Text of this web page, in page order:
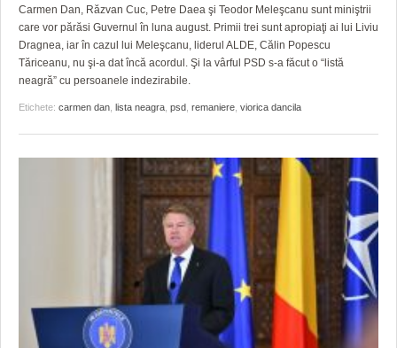
GRĂDINA TAICII DOMNULUI
ZIARISTU’ DE TERASĂ
CU OIŞTEA-N KIERKEGAARD
FINANŢĂRI DE LA A LA Z
CRONICĂ DE FILM
UNDE MERGEM
FILME DOCUMENTARE
CLIPURI VIDEO
ACCIDENTE
ANUNŢURI
INFO SI UTILE
CULTURA
FILME DOCUMENTARE
CLIPURI VIDEO
DIVERSE
Carmen Dan, Răzvan Cuc, Petre Daea şi Teodor Meleşcanu sunt miniştrii
care vor părăsi Guvernul în luna august. Primii trei sunt apropiaţi ai lui Liviu
Dragnea, iar în cazul lui Meleşcanu, liderul ALDE, Călin Popescu
Tăriceanu, nu şi-a dat încă acordul. Şi la vârful PSD s-a făcut o “listă
neagră” cu persoanele indezirabile.
Etichete: carmen dan lista neagra psd remaniere viorica dancila